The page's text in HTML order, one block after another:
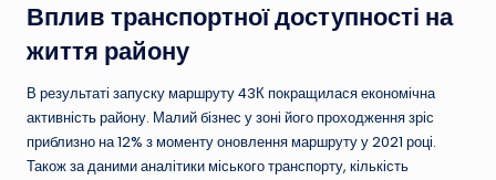
Вплив транспортної доступності на
життя району
В результаті запуску маршруту 43К покращилася економічна
активність району. Малий бізнес у зоні його проходження зріс
приблизно на 12% з моменту оновлення маршруту у 2021 році.
Також за даними аналітики міського транспорту, кількість